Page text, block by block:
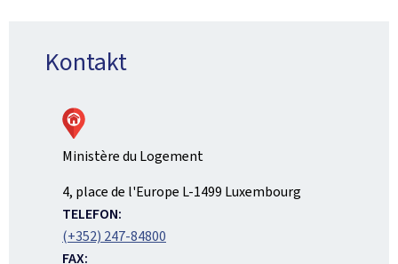
Kontakt
Ministère du Logement
ADRESS:
4, place de l'Europe L-1499 Luxembourg
TELEFON:
(+352) 247-84800
FAX: